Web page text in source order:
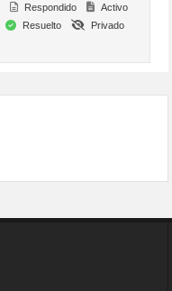
Respondido
Activo
Resuelto
Privado